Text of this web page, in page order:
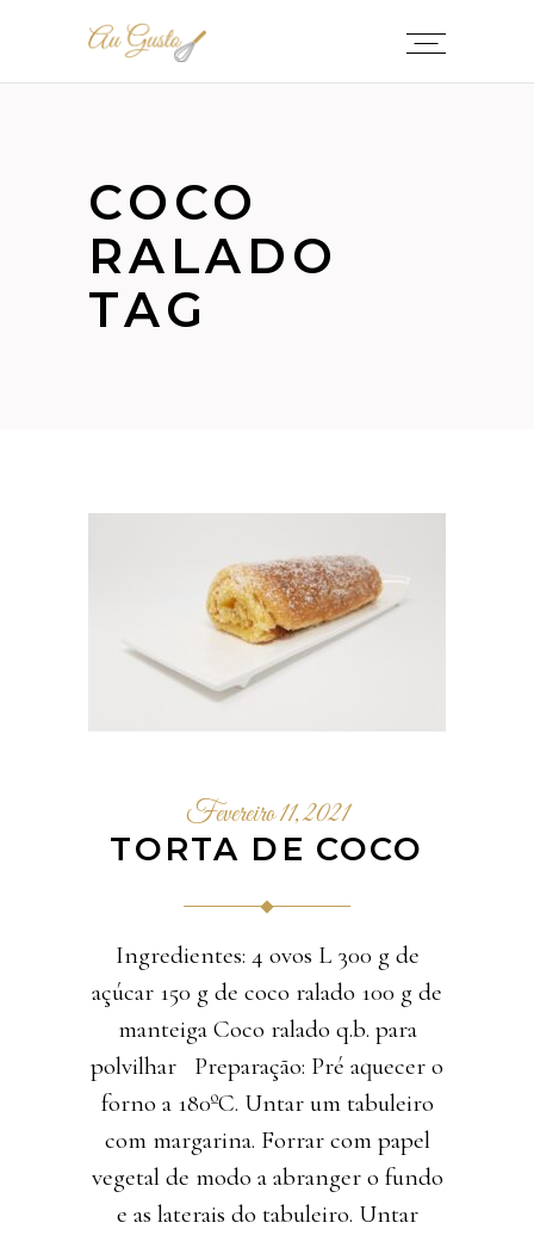
COCO
RALADO
TAG
Fevereiro 11, 2021
TORTA DE COCO
Ingredientes: 4 ovos L 300 g de
açúcar 150 g de coco ralado 100 g de
manteiga Coco ralado q.b. para
polvilhar Preparação: Pré aquecer o
forno a 180ºC. Untar um tabuleiro
com margarina. Forrar com papel
vegetal de modo a abranger o fundo
e as laterais do tabuleiro. Untar